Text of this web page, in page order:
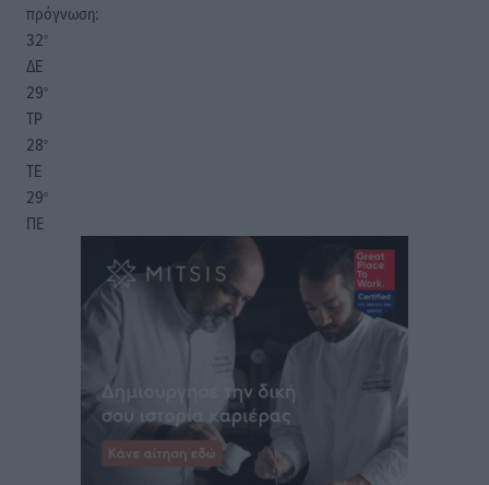
πρόγνωση:
32°
ΔΕ
29°
ΤΡ
28°
ΤΕ
29°
ΠΕ